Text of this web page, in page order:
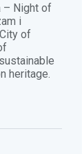
– Night of
i
of
heritage.